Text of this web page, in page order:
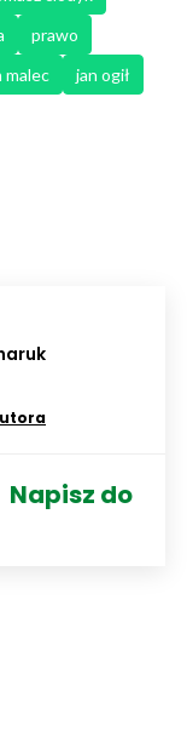
prawo
malec
jan ogił
Napisz do